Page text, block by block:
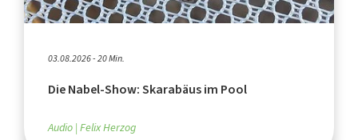
03.08.2026 - 20 Min.
Die Nabel-Show: Skarabäus im Pool
Audio Felix Herzog